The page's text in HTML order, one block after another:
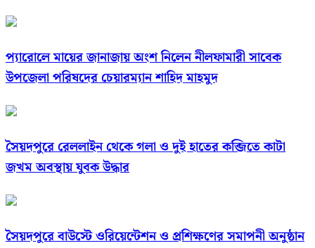
প্যারোলে মায়ের জানাজায় অংশ নিলেন নীলফামারী সাবেক
উপজেলা পরিষদের চেয়ারম্যান শাহিদ মাহমুদ
সৈয়দপুরে রেললাইন থেকে গলা ও দুই হাতের কব্জিতে কাটা
জখম অবস্থায় যুবক উদ্ধার
সৈয়দপুরে বাউস্টে ওরিয়েন্টেশন ও প্রশিক্ষণের সমাপনী অনুষ্ঠান